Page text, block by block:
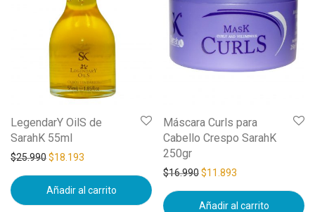
LegendarY OilS de
SarahK 55ml
$25.990$18.193
Añadir al carrito
Máscara Curls para
Cabello Crespo SarahK
250gr
$16.990$11.893
Añadir al carrito